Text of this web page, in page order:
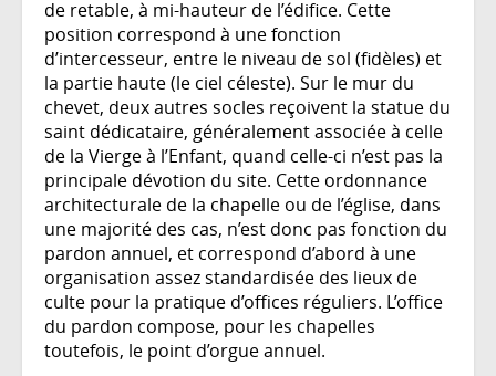
de retable, à mi-hauteur de l’édifice. Cette
position correspond à une fonction
d’intercesseur, entre le niveau de sol (fidèles) et
la partie haute (le ciel céleste). Sur le mur du
chevet, deux autres socles reçoivent la statue du
saint dédicataire, généralement associée à celle
de la Vierge à l’Enfant, quand celle-ci n’est pas la
principale dévotion du site. Cette ordonnance
architecturale de la chapelle ou de l’église, dans
une majorité des cas, n’est donc pas fonction du
pardon annuel, et correspond d’abord à une
organisation assez standardisée des lieux de
culte pour la pratique d’offices réguliers. L’office
du pardon compose, pour les chapelles
toutefois, le point d’orgue annuel.